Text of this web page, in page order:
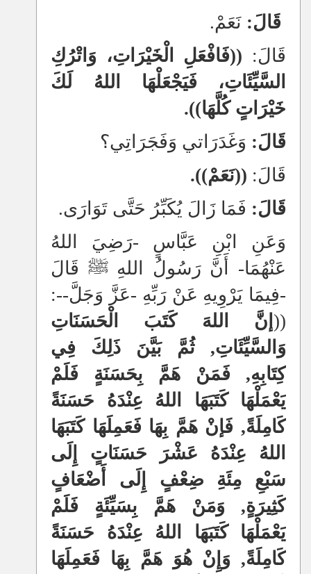
قَالَ: نَعَمْ.
قَالَ: ((فَافْعَلِ الْخَيْرَاتِ، وَاتْرُكِ
السَّيِّئَاتِ، فَيَجْعَلْهَا اللهُ لَكَ
خَيْرَاتٍ كُلَّهَا)).
قَالَ: وَغَدَرَاتي وَفَجَرَاتِي؟
قَالَ: ((نَعَمْ)).
قَالَ: فَمَا زَالَ يُكَبِّرُ حَتَّى تَوَارَى.
وَعَنِ ابْنِ عَبَّاسٍ -رَضِيَ اللهُ
عَنْهُمَا- أَنَّ رَسُولُ اللهِ ﷺ قَالَ
-فِيمَا يَرْوِيهِ عَنْ رَبِّهِ -عَزَّ وَجَلَّ--:
(( إنَّ اللهَ كَتَبَ الْحَسَنَاتِ
وَالسَّيِّئَاتِ, ثُمَّ بَيَّنَ ذَلِكَ فِي
كِتَابِهِ, فَمَنْ هَمَّ بِحَسَنَةٍ فَلَمْ
يَعْمَلْهَا كَتَبَهَا اللهُ عِنْدَهُ حَسَنَةً
كَامِلَةً, فَإنْ هَمَّ بِهَا فَعَمِلَهَا كَتَبَهَا
اللهُ عِنْدَهُ عَشْرَ حَسَنَاتٍ إِلَى
سَبْعِ مِئَةِ ضِعْفٍ إِلَى أَضْعَافٍ
كَثِيرَةٍ, وَمَنْ هَمَّ بِسَيِّئَةٍ فَلَمْ
يَعْمَلْهَا كَتَبَهَا اللهُ عِنْدَهُ حَسَنَةً
كَامِلَةً, وَإِنْ هُوَ هَمَّ بِهَا فَعَمِلَهَا